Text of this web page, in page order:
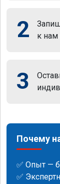
2
к нам
3
Почему
✅ Опыт —
✅